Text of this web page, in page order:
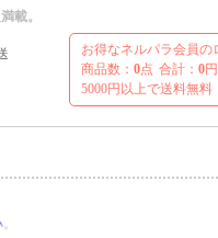
載。
お得なネルパラ会員
商品数： 0点 合計： 0円
5000円以上で送料無料